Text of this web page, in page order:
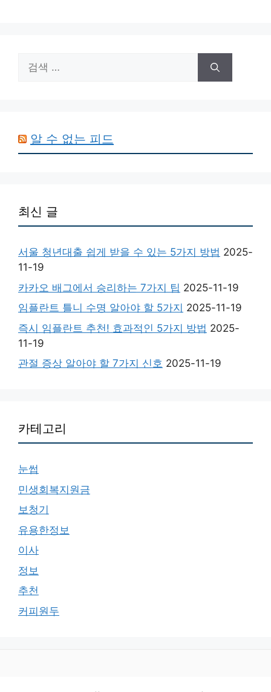
색:
알 수 없는 피드
최신 글
서울 청년대출 쉽게 받을 수 있는 5가지 방법 2025-
11-19
카카오 배그에서 승리하는 7가지 팁 2025-11-19
임플란트 틀니 수명 알아야 할 5가지 2025-11-19
즉시 임플란트 추천! 효과적인 5가지 방법 2025-
11-19
관절 증상 알아야 할 7가지 신호 2025-11-19
카테고리
눈썹
민생회복지원금
보청기
유용한정보
이사
정보
추천
커피원두